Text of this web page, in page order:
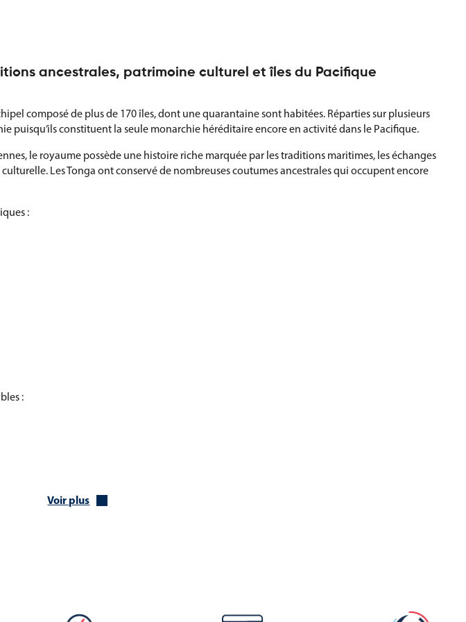
ancestrales, patrimoine culturel et îles du Pacifique
composé de plus de 170 îles, dont une quarantaine sont habitées. Réparties sur plusieurs
puisqu’ils constituent la seule monarchie héréditaire encore en activité dans le Pacifique.
le royaume possède une histoire riche marquée par les traditions maritimes, les échanges
Les Tonga ont conservé de nombreuses coutumes ancestrales qui occupent encore
:
:
Voir plus